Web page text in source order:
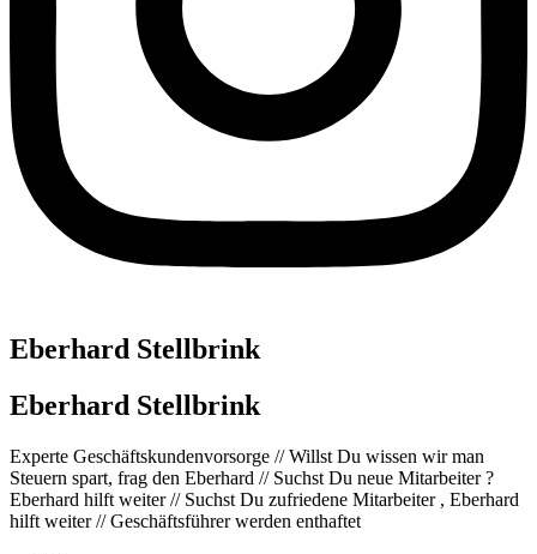
Eberhard Stellbrink
Eberhard Stellbrink
Experte Geschäftskundenvorsorge // Willst Du wissen wir man
Steuern spart, frag den Eberhard // Suchst Du neue Mitarbeiter ?
Eberhard hilft weiter // Suchst Du zufriedene Mitarbeiter , Eberhard
hilft weiter // Geschäftsführer werden enthaftet